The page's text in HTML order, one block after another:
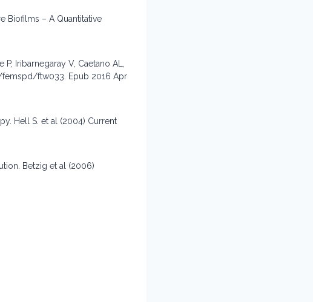
Biofilms – A Quantitative
Iribarnegaray V, Caetano AL,
femspd/ftw033. Epub 2016 Apr
Hell S. et al (2004) Current
Betzig et al (2006)